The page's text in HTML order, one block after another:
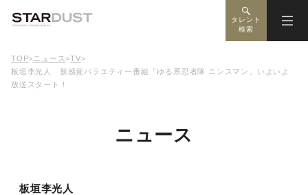
タレント
検索
TOP> ニュース>TV>
板垣李光人 新感覚バラエティー番組「ゆる系忍者隊 ニンスマン」いよいよ
放送スタート！
ニュース
板垣李光人